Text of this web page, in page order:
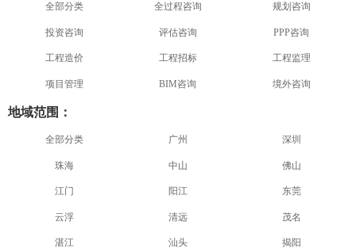
全部分类 全过程咨询 规划咨询
投资咨询 评估咨询 PPP咨询
工程造价 工程招标 工程监理
项目管理 BIM咨询 境外咨询
地域范围：
全部分类 广州 深圳
珠海 中山 佛山
江门 阳江 东莞
云浮 清远 茂名
湛江 汕头 揭阳